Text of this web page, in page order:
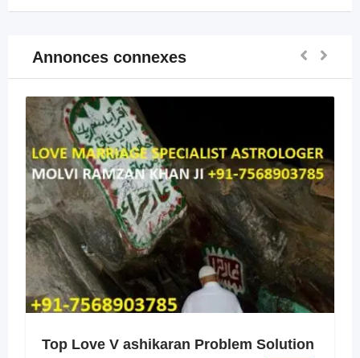
Annonces connexes
Top Love V ashikaran Problem Solution